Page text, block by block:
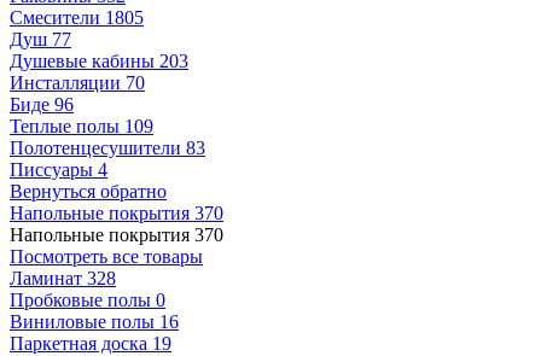
Смесители 1805
Душ 77
Душевые кабины 203
Инсталляции 70
Биде 96
Теплые полы 109
Полотенцесушители 83
Писсуары 4
Вернуться обратно
Напольные покрытия 370
Напольные покрытия 370
Посмотреть все товары
Ламинат 328
Пробковые полы 0
Виниловые полы 16
Паркетная доска 19